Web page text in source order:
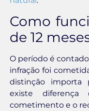
Como
de 12
O período é
infração foi
distinção importa
existe
cometimento e o